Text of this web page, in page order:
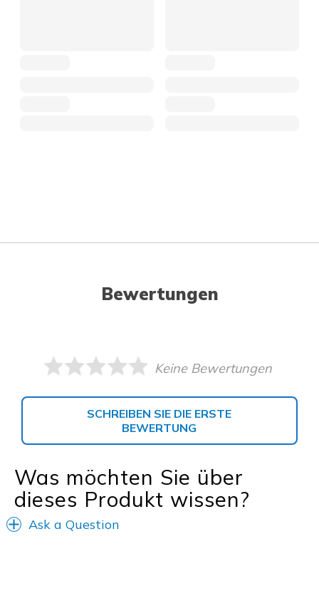
Bewertungen
Keine Bewertungen
SCHREIBEN SIE DIE ERSTE
BEWERTUNG
Was möchten Sie über
dieses Produkt wissen?
Ask a Question